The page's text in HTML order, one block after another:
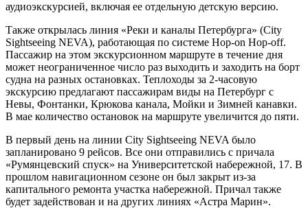
аудиоэкскурсией, включая ее отдельную детскую версию.
Также открылась линия «Реки и каналы Петербурга» (City
Sightseeing NEVA), работающая по системе Hop-on Hop-off.
Пассажир на этом экскурсионном маршруте в течение дня
может неограниченное число раз выходить и заходить на борт
судна на разных остановках. Теплоходы за 2-часовую
экскурсию предлагают пассажирам виды на Петербург с
Невы, Фонтанки, Крюкова канала, Мойки и Зимней канавки.
В мае количество остановок на маршруте увеличится до пяти.
В первый день на линии City Sightseeing NEVA было
запланировано 9 рейсов. Все они отправились с причала
«Румянцевский спуск» на Университетской набережной, 17. В
прошлом навигационном сезоне он был закрыт из-за
капитального ремонта участка набережной. Причал также
будет задействован и на других линиях «Астра Марин».